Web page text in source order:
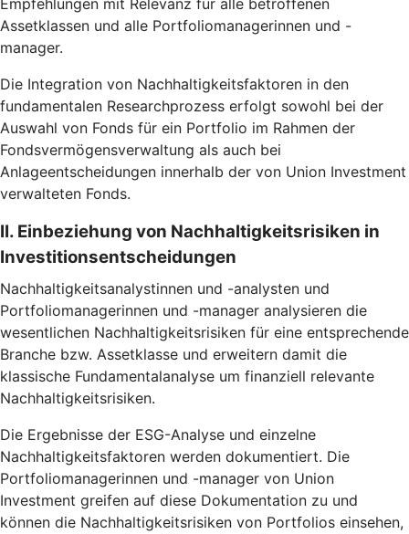
Empfehlungen mit Relevanz für alle betroffenen
Assetklassen und alle Portfoliomanagerinnen und -
manager.
Die Integration von Nachhaltigkeitsfaktoren in den
fundamentalen Researchprozess erfolgt sowohl bei der
Auswahl von Fonds für ein Portfolio im Rahmen der
Fondsvermögensverwaltung als auch bei
Anlageentscheidungen innerhalb der von Union Investment
verwalteten Fonds.
II. Einbeziehung von Nachhaltigkeitsrisiken in
Investitionsentscheidungen
Nachhaltigkeitsanalystinnen und -analysten und
Portfoliomanagerinnen und -manager analysieren die
wesentlichen Nachhaltigkeitsrisiken für eine entsprechende
Branche bzw. Assetklasse und erweitern damit die
klassische Fundamentalanalyse um finanziell relevante
Nachhaltigkeitsrisiken.
Die Ergebnisse der ESG-Analyse und einzelne
Nachhaltigkeitsfaktoren werden dokumentiert. Die
Portfoliomanagerinnen und -manager von Union
Investment greifen auf diese Dokumentation zu und
können die Nachhaltigkeitsrisiken von Portfolios einsehen,